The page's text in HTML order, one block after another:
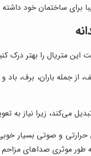
برای ساختمان خود داشته
این متریال را بهتر درک
از جمله باران، برف،
می‌کند، زیرا نیاز به
حرارتی و صوتی بسیار
طور موثری صداهای